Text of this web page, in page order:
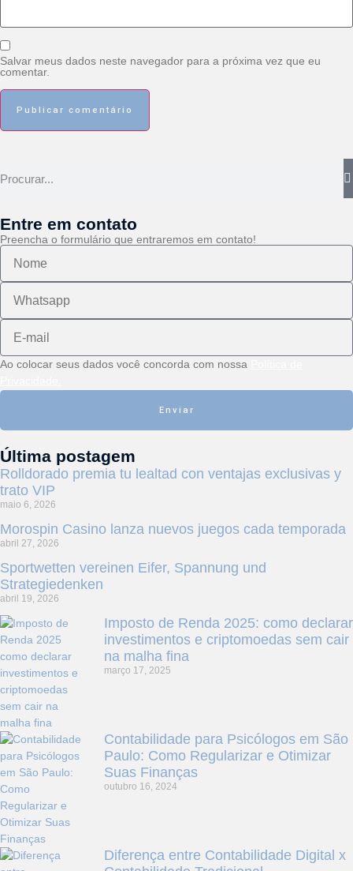
Salvar meus dados neste navegador para a próxima vez que eu
comentar.
Entre em contato
Preencha o formulário que entraremos em contato!
Ao colocar seus dados você concorda com nossa
Enviar
Última postagem
Rolldorado premia tu lealtad con ventajas exclusivas y
trato VIP
maio 6, 2026
Morospin Casino lanza nuevos juegos cada temporada
abril 27, 2026
Sportwetten vereinen Eifer, Spannung und
Strategiedenken
abril 19, 2026
Imposto de Renda 2025: como declarar
investimentos e criptomoedas sem cair
na malha fina
março 17, 2025
Contabilidade para Psicólogos em São
Paulo: Como Regularizar e Otimizar
Suas Finanças
outubro 16, 2024
Diferença entre Contabilidade Digital x